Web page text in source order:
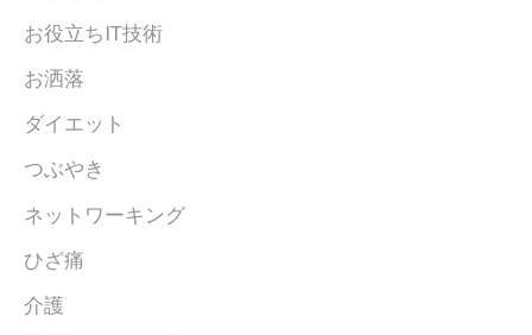
お役立ちIT技術
お洒落
ダイエット
つぶやき
ネットワーキング
ひざ痛
介護